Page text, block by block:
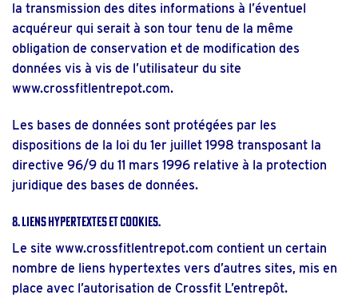
la transmission des dites informations à l’éventuel
acquéreur qui serait à son tour tenu de la même
obligation de conservation et de modification des
données vis à vis de l’utilisateur du site
www.crossfitlentrepot.com.
Les bases de données sont protégées par les
dispositions de la loi du 1er juillet 1998 transposant la
directive 96/9 du 11 mars 1996 relative à la protection
juridique des bases de données.
8. Liens hypertextes et cookies.
Le site www.crossfitlentrepot.com contient un certain
nombre de liens hypertextes vers d’autres sites, mis en
place avec l’autorisation de Crossfit L’entrepôt.